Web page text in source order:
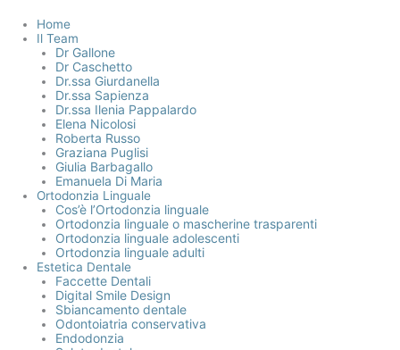
Home
Il Team
Dr Gallone
Dr Caschetto
Dr.ssa Giurdanella
Dr.ssa Sapienza
Dr.ssa Ilenia Pappalardo
Elena Nicolosi
Roberta Russo
Graziana Puglisi
Giulia Barbagallo
Emanuela Di Maria
Ortodonzia Linguale
Cos’è l’Ortodonzia linguale
Ortodonzia linguale o mascherine trasparenti
Ortodonzia linguale adolescenti
Ortodonzia linguale adulti
Estetica Dentale
Faccette Dentali
Digital Smile Design
Sbiancamento dentale
Odontoiatria conservativa
Endodonzia